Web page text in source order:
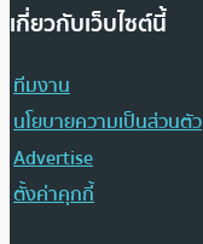
เกี่ยวกับเว็บไซต์นี้
ทีมงาน
นโยบายความเป็นส่วนตัว
Advertise
ตั้งค่าคุกกี้